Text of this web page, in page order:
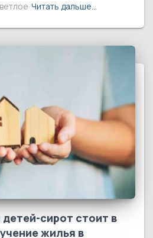
Читать дальше…
сирот стоит в
жилья в